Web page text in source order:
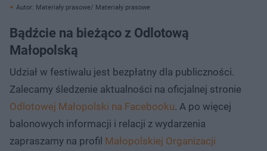
Autor: Materiały prasowe/ Materiały prasowe
Bądźcie na bieżąco z Odlotową
Małopolską
Udział w festiwalu jest bezpłatny dla publiczności.
Zalecamy śledzenie aktualności na oficjalnej stronie
Odlotowej Małopolski na Facebooku. A po więcej
balonowych informacji i relacji z wydarzenia
zapraszamy na profil Małopolskiej Organizacji